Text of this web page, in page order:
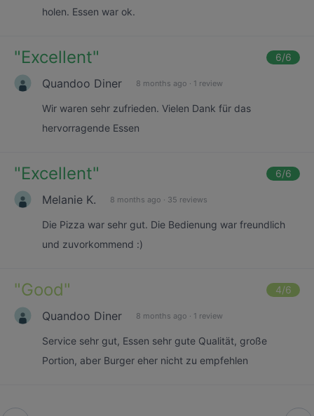
holen. Essen war ok.
"Excellent" 6/6
Quandoo Diner 8 months ago · 1 review
Wir waren sehr zufrieden. Vielen Dank für das
hervorragende Essen
"Excellent" 6/6
Melanie K. 8 months ago · 35 reviews
Die Pizza war sehr gut. Die Bedienung war freundlich
und zuvorkommend :)
"Good" 4/6
Quandoo Diner 8 months ago · 1 review
Service sehr gut, Essen sehr gute Qualität, große
Portion, aber Burger eher nicht zu empfehlen